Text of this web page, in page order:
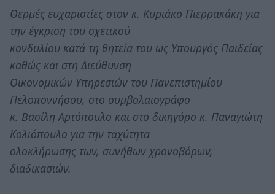
Θερμές ευχαριστίες στον κ. Κυριάκο Πιερρακάκη για
την έγκριση του σχετικού
κονδυλίου κατά τη θητεία του ως Υπουργός Παιδείας
καθώς και στη Διεύθυνση
Οικονομικών Υπηρεσιών του Πανεπιστημίου
Πελοποννήσου, στο συμβολαιογράφο
κ. Βασίλη Αρτόπουλο και στο δικηγόρο κ. Παναγιώτη
Κολιόπουλο για την ταχύτητα
ολοκλήρωσης των, συνήθων χρονοβόρων,
διαδικασιών.